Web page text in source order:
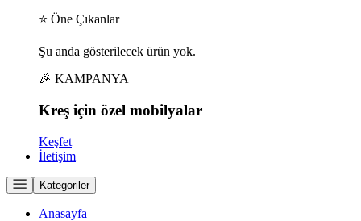
⭐ Öne Çıkanlar
Şu anda gösterilecek ürün yok.
🎉 KAMPANYA
Kreş için özel mobilyalar
Keşfet
İletişim
Kategoriler
Anasayfa